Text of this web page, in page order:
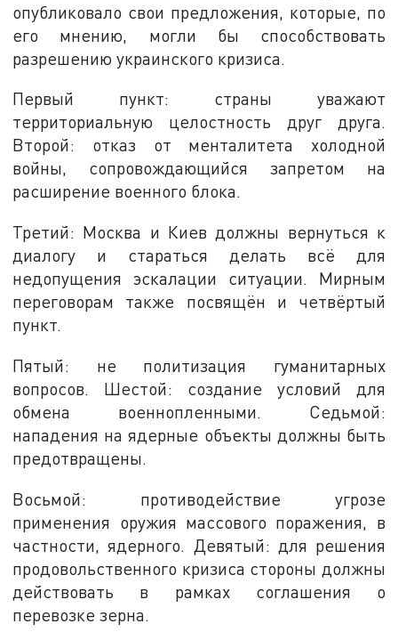
опубликовало свои предложения, которые, по
его мнению, могли бы способствовать
разрешению украинского кризиса.
Первый пункт: страны уважают
территориальную целостность друг друга.
Второй: отказ от менталитета холодной
войны, сопровождающийся запретом на
расширение военного блока.
Третий: Москва и Киев должны вернуться к
диалогу и стараться делать всё для
недопущения эскалации ситуации. Мирным
переговорам также посвящён и четвёртый
пункт.
Пятый: не политизация гуманитарных
вопросов. Шестой: создание условий для
обмена военнопленными. Седьмой:
нападения на ядерные объекты должны быть
предотвращены.
Восьмой: противодействие угрозе
применения оружия массового поражения, в
частности, ядерного. Девятый: для решения
продовольственного кризиса стороны должны
действовать в рамках соглашения о
перевозке зерна.